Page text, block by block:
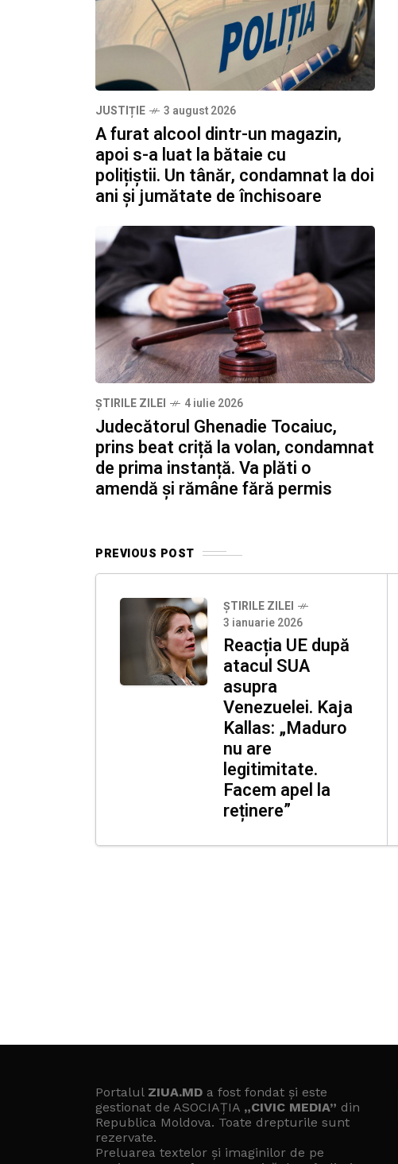
JUSTIȚIE 3 august 2026
A furat alcool dintr-un magazin,
apoi s-a luat la bătaie cu
polițiștii. Un tânăr, condamnat la doi
ani și jumătate de închisoare
ȘTIRILE ZILEI 4 iulie 2026
Judecătorul Ghenadie Tocaiuc,
prins beat criță la volan, condamnat
de prima instanță. Va plăti o
amendă și rămâne fără permis
PREVIOUS POST
ȘTIRILE ZILEI
3 ianuarie 2026
Reacția UE după
atacul SUA
asupra
Venezuelei. Kaja
Kallas: „Maduro
nu are
legitimitate.
Facem apel la
reținere”
Portalul ZIUA.MD a fost fondat și este
gestionat de ASOCIAȚIA „CIVIC MEDIA” din
Republica Moldova. Toate drepturile sunt
rezervate.
Preluarea textelor și imaginilor de pe